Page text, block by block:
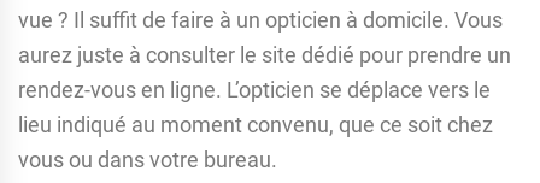
vue ? Il suffit de faire à un opticien à domicile. Vous
aurez juste à consulter le site dédié pour prendre un
rendez-vous en ligne. L’opticien se déplace vers le
lieu indiqué au moment convenu, que ce soit chez
vous ou dans votre bureau.